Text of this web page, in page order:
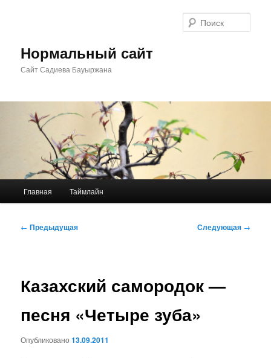
Нормальный сайт
Сайт Садиева Бауыржана
Главная Таймлайн
Навигация
← Предыдущая Следующая →
Казахский самородок —
песня «Четыре зуба»
Опубликовано13.09.2011